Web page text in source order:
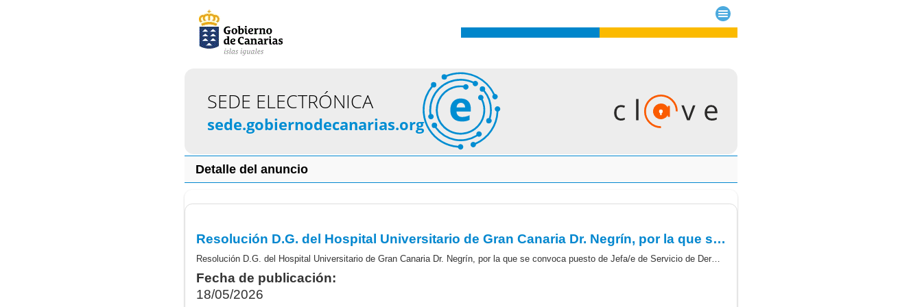
SEDE ELECTRÓNICA
sede.gobiernodecanarias.org
Detalle del anuncio
Resolución D.G. del Hospital Universitario de Gran Canaria Dr. Negrín, por la que se convoca puesto de Jefa/e de Servicio de Dermatología Médico Quirúrgico y Venereología.
Resolución D.G. del Hospital Universitario de Gran Canaria Dr. Negrín, por la que se convoca puesto de Jefa/e de Servicio de Dermatología Médico Quirúrgico y Venereología, incluido en la plantilla orgánica.
Fecha de publicación:
18/05/2026